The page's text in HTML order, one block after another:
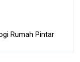
Rumah Pintar